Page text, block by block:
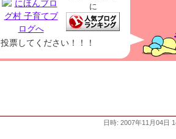
に
投票してください！！！
日時: 2007年11月04日